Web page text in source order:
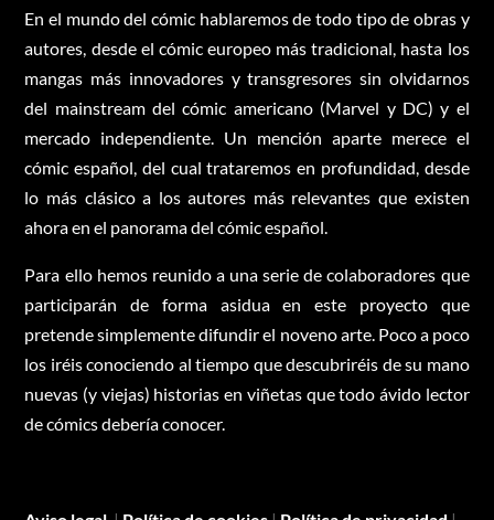
En el mundo del cómic hablaremos de todo tipo de obras y
autores, desde el cómic europeo más tradicional, hasta los
mangas más innovadores y transgresores sin olvidarnos
del mainstream del cómic americano (Marvel y DC) y el
mercado independiente. Un mención aparte merece el
cómic español, del cual trataremos en profundidad, desde
lo más clásico a los autores más relevantes que existen
ahora en el panorama del cómic español.
Para ello hemos reunido a una serie de colaboradores que
participarán de forma asidua en este proyecto que
pretende simplemente difundir el noveno arte. Poco a poco
los iréis conociendo al tiempo que descubriréis de su mano
nuevas (y viejas) historias en viñetas que todo ávido lector
de cómics debería conocer.